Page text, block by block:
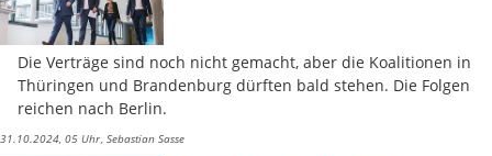
Die Verträge sind noch nicht gemacht, aber die Koalitionen in
Thüringen und Brandenburg dürften bald stehen. Die Folgen
reichen nach Berlin.
31.10.2024, 05 Uhr Sebastian Sasse